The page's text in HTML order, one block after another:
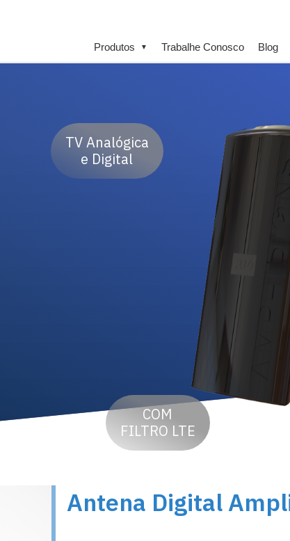
Produtos ▼ Trabalhe Conosco Blog
COM
FILTRO LTE
TV Analógica
e Digital
Antena Digital